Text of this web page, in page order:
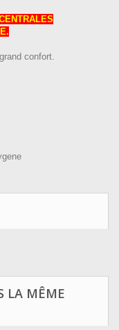
confort.
LA MÊME